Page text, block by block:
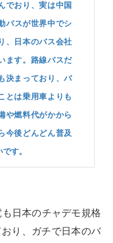
でおり、実は中国
バスが世界中でシ
、日本のバス会社
ます。路線バスだ
決まっており、バ
とは乗用車よりも
や燃料代がかから
今後どんどん普及
す。
日本のチャデモ規格
り、ガチで日本のバ